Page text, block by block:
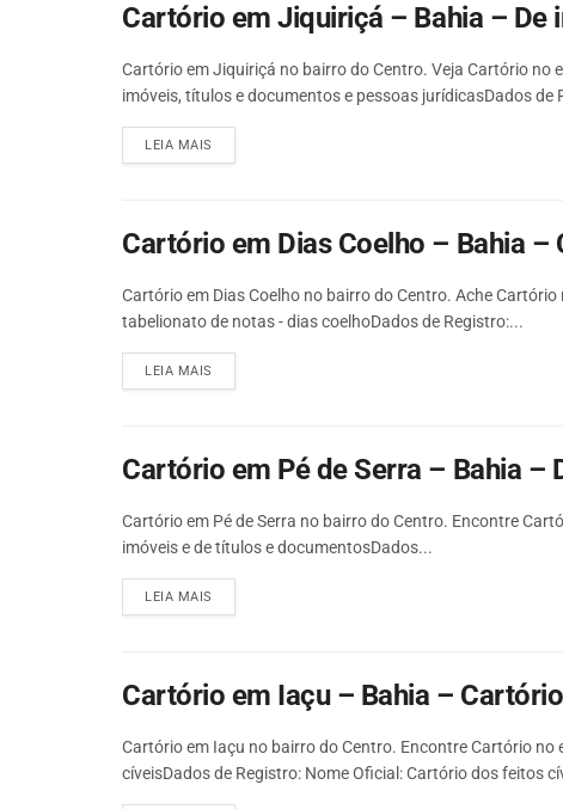
Cartório em Jiquiriçá – Bahia – De
Cartório em Jiquiriçá no bairro do Centro. Veja Cartório
imóveis, títulos e documentos e pessoas jurídicasDados de
LEIA MAIS
Cartório em Dias Coelho – Bahia –
Cartório em Dias Coelho no bairro do Centro. Ache
tabelionato de notas - dias coelhoDados de Registro:...
LEIA MAIS
Cartório em Pé de Serra – Bahia –
Cartório em Pé de Serra no bairro do Centro. Encontre
imóveis e de títulos e documentosDados...
LEIA MAIS
Cartório em Iaçu – Bahia –
Cartório em Iaçu no bairro do Centro. Encontre Cartório
cíveisDados de Registro: Nome Oficial: Cartório dos feitos